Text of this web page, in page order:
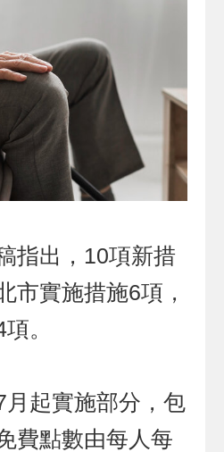
指出，10項新措
市實施措施6項，
。
起實施部分，包
費點數由每人每